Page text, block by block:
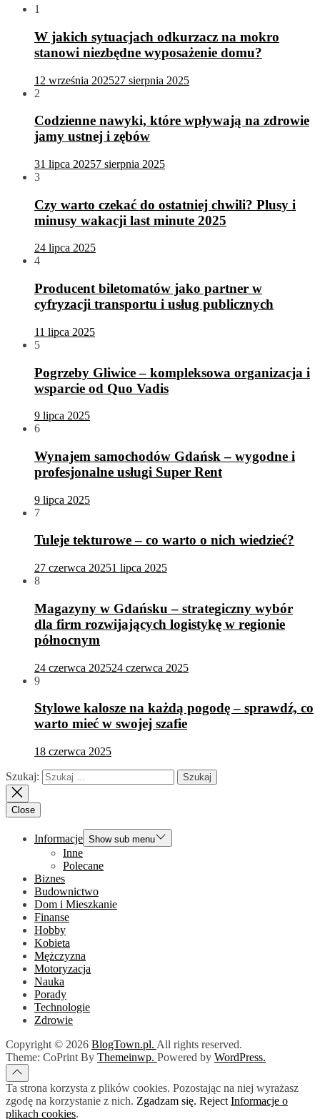
1
W jakich sytuacjach odkurzacz na mokro
stanowi niezbędne wyposażenie domu?
12 września 202527 sierpnia 2025
2
Codzienne nawyki, które wpływają na zdrowie
jamy ustnej i zębów
31 lipca 20257 sierpnia 2025
3
Czy warto czekać do ostatniej chwili? Plusy i
minusy wakacji last minute 2025
24 lipca 2025
4
Producent biletomatów jako partner w
cyfryzacji transportu i usług publicznych
11 lipca 2025
5
Pogrzeby Gliwice – kompleksowa organizacja i
wsparcie od Quo Vadis
9 lipca 2025
6
Wynajem samochodów Gdańsk – wygodne i
profesjonalne usługi Super Rent
9 lipca 2025
7
Tuleje tekturowe – co warto o nich wiedzieć?
27 czerwca 20251 lipca 2025
8
Magazyny w Gdańsku – strategiczny wybór
dla firm rozwijających logistykę w regionie
północnym
24 czerwca 202524 czerwca 2025
9
Stylowe kalosze na każdą pogodę – sprawdź, co
warto mieć w swojej szafie
18 czerwca 2025
Szukaj:
Close
Informacje Show sub menu
Inne
Polecane
Biznes
Budownictwo
Dom i Mieszkanie
Finanse
Hobby
Kobieta
Mężczyzna
Motoryzacja
Nauka
Porady
Technologie
Zdrowie
Copyright © 2026 BlogTown.pl. All rights reserved.
Theme: CoPrint By Themeinwp. Powered by WordPress.
Ta strona korzysta z plików cookies. Pozostając na niej wyrażasz
zgodę na korzystanie z nich. Zgadzam się. Reject Informacje o
plikach cookies.